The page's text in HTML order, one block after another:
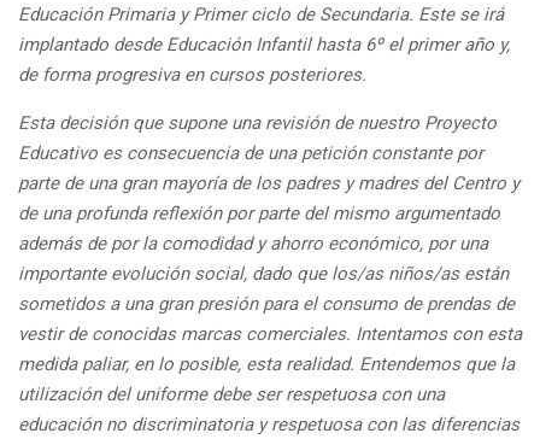
Educación Primaria y Primer ciclo de Secundaria. Este se irá
implantado desde Educación Infantil hasta 6º el primer año y,
de forma progresiva en cursos posteriores.
Esta decisión que supone una revisión de nuestro Proyecto
Educativo es consecuencia de una petición constante por
parte de una gran mayoría de los padres y madres del Centro y
de una profunda reflexión por parte del mismo argumentado
además de por la comodidad y ahorro económico, por una
importante evolución social, dado que los/as niños/as están
sometidos a una gran presión para el consumo de prendas de
vestir de conocidas marcas comerciales. Intentamos con esta
medida paliar, en lo posible, esta realidad. Entendemos que la
utilización del uniforme debe ser respetuosa con una
educación no discriminatoria y respetuosa con las diferencias